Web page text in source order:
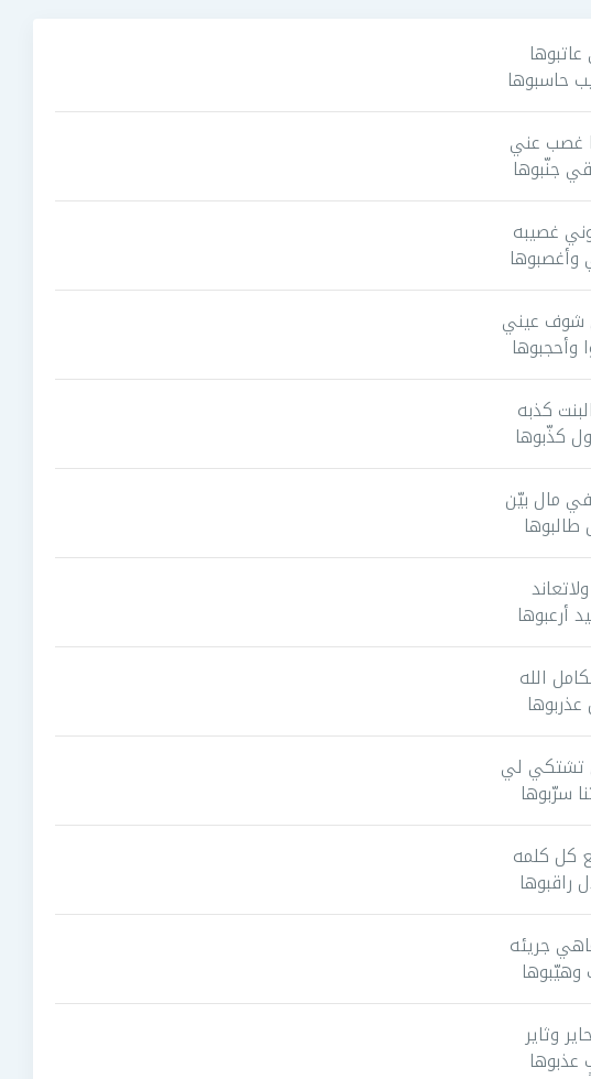
حاسبوها
غصب عني
جنّبوها
غصيبه
وأغصبوها
شوف عيني
كذبه
كذّبوها
مال بيّن
طالبوها
أرعبوها
الله
تشتكي لي
سرّبوها
كل كلمه
راقبوها
جريئه
وثاير
عذبوها